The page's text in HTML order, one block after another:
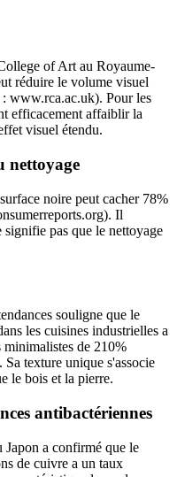
of Art au Royaume-
réduire le volume visuel
: www.rca.ac.uk). Pour les
efficacement affaiblir la
visuel étendu.
nettoyage
noire peut cacher 78%
Il
pas que le nettoyage
souligne que le
les cuisines industrielles a
minimalistes de 210%
texture unique s'associe
le bois et la pierre.
antibactériennes
a confirmé que le
de cuivre a un taux